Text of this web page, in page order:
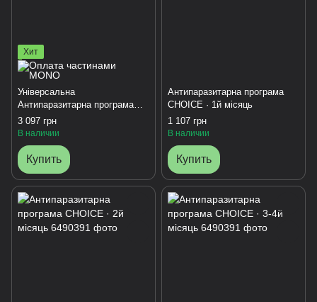
Хит
Універсальна
Антипаразитарна програма
для дорослих на 4 місяці
3 097 грн
В наличии
Купить
Антипаразитарна програма
CHOICE · 1й місяць
1 107 грн
В наличии
Купить